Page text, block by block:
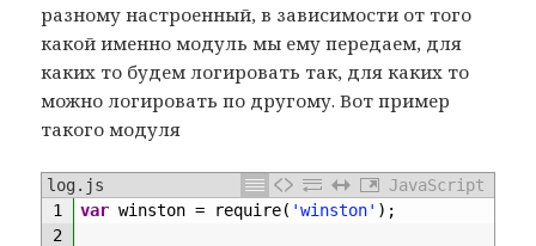
разному настроенный, в зависимости от того
какой именно модуль мы ему передаем, для
каких то будем логировать так, для каких то
можно логировать по другому. Вот пример
такого модуля
log.js
JavaScript
1
2
var winston = require( 'winston' ) ;